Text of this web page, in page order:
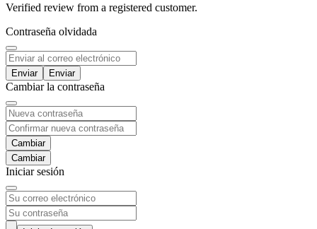
Verified review from a registered customer.
Contraseña olvidada
Enviar
Cambiar la contraseña
Cambiar
Iniciar sesión